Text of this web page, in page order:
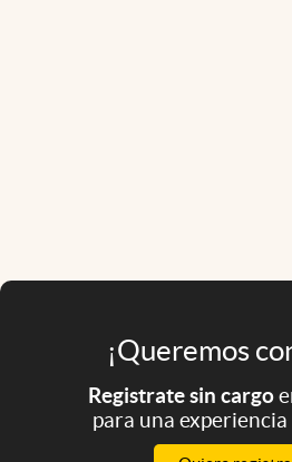
¡Queremos
Registrate sin cargo
para una